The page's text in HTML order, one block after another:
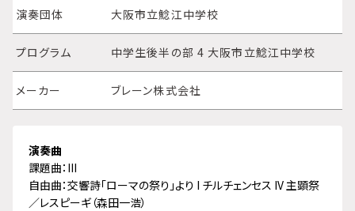
演奏団体 大阪市立鯰江中学校
プログラム 中学生後半の部 4 大阪市立鯰江中学校
メーカー ブレーン株式会社
演奏曲
課題曲：III
自由曲：交響詩「ローマの祭り」より I チルチェンセス IV 主顕祭
／レスピーギ（森田一浩）